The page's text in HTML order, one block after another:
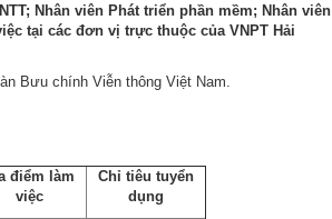
Nhân viên Phát triển phần mềm; Nhân viên
tại các đơn vị trực thuộc của VNPT Hải
Bưu chính Viễn thông Việt Nam.
điểm làm
việc
Chỉ tiêu tuyển
dụng